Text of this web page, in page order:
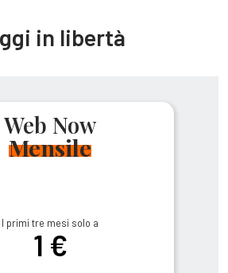
in libertà
Web Now
Mensile
I primi tre mesi solo a
1 €